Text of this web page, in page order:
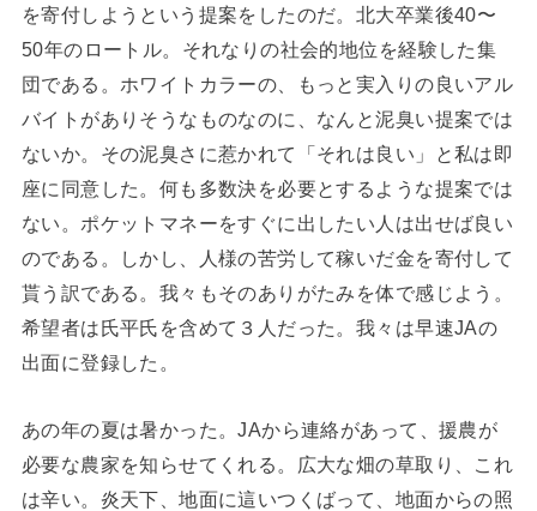
を寄付しようという提案をしたのだ。北大卒業後40〜
50年のロートル。それなりの社会的地位を経験した集
団である。ホワイトカラーの、もっと実入りの良いアル
バイトがありそうなものなのに、なんと泥臭い提案では
ないか。その泥臭さに惹かれて「それは良い」と私は即
座に同意した。何も多数決を必要とするような提案では
ない。ポケットマネーをすぐに出したい人は出せば良い
のである。しかし、人様の苦労して稼いだ金を寄付して
貰う訳である。我々もそのありがたみを体で感じよう。
希望者は氏平氏を含めて３人だった。我々は早速JAの
出面に登録した。
あの年の夏は暑かった。JAから連絡があって、援農が
必要な農家を知らせてくれる。広大な畑の草取り、これ
は辛い。炎天下、地面に這いつくばって、地面からの照